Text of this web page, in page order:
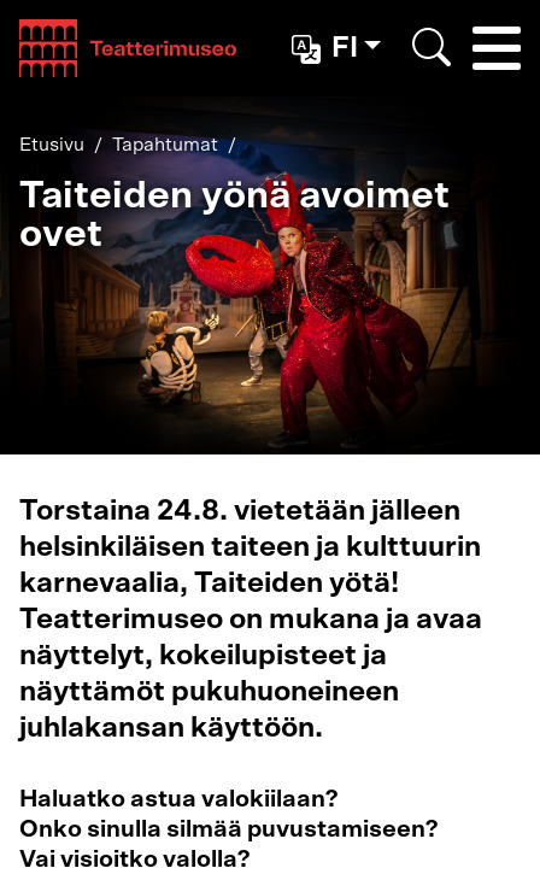
Teatterimuseo
FI
Etusivu Tapahtumat
Taiteiden yönä avoimet
ovet
Torstaina 24.8. vietetään jälleen
helsinkiläisen taiteen ja kulttuurin
karnevaalia, Taiteiden yötä!
Teatterimuseo on mukana ja avaa
näyttelyt, kokeilupisteet ja
näyttämöt pukuhuoneineen
juhlakansan käyttöön.
Haluatko astua valokiilaan?
Onko sinulla silmää puvustamiseen?
Vai visioitko valolla?